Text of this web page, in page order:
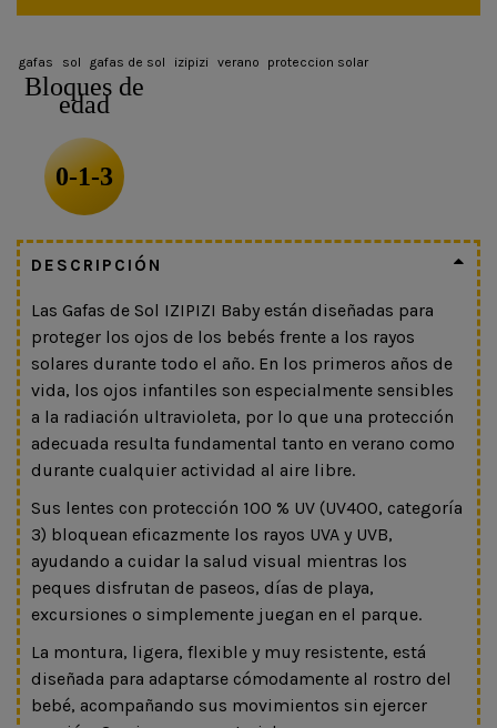
gafas sol gafas de sol izipizi verano proteccion solar
Bloques de
edad
0-1-3
DESCRIPCIÓN
Las Gafas de Sol IZIPIZI Baby están diseñadas para
proteger los ojos de los bebés frente a los rayos
solares durante todo el año. En los primeros años de
vida, los ojos infantiles son especialmente sensibles
a la radiación ultravioleta, por lo que una protección
adecuada resulta fundamental tanto en verano como
durante cualquier actividad al aire libre.
Sus lentes con protección 100 % UV (UV400, categoría
3) bloquean eficazmente los rayos UVA y UVB,
ayudando a cuidar la salud visual mientras los
peques disfrutan de paseos, días de playa,
excursiones o simplemente juegan en el parque.
La montura, ligera, flexible y muy resistente, está
diseñada para adaptarse cómodamente al rostro del
bebé, acompañando sus movimientos sin ejercer